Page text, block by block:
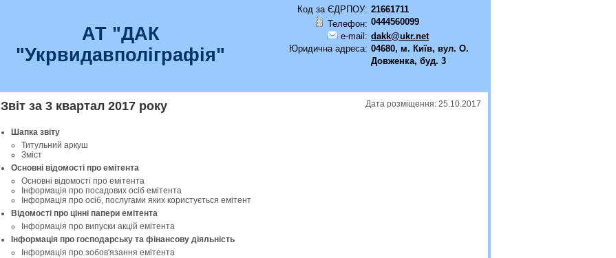
АТ "ДАК
"Укрвидавполіграфія"
Код за ЄДРПОУ: 21661711
Телефон: 0444560099
e-mail: dakk@ukr.net
Юридична адреса: 04680, м. Київ, вул. О.
Довженка, буд. 3
Дата розміщення: 25.10.2017
Звіт за 3 квартал 2017 року
Шапка звіту
Титульний аркуш
Зміст
Основні відомості про емітента
Основні відомості про емітента
Інформація про посадових осіб емітента
Інформація про осіб, послугами яких користується емітент
Відомості про цінні папери емітента
Інформація про випуски акцій емітента
Інформація про господарську та фінансову діяльність
Інформація про зобов'язання емітента